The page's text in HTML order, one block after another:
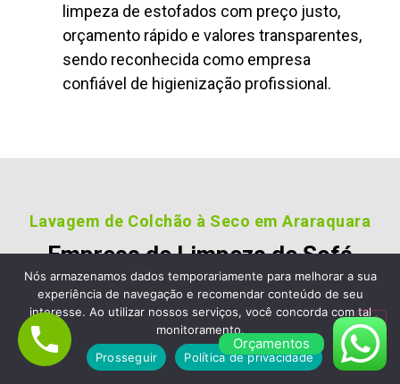
limpeza de estofados com preço justo,
orçamento rápido e valores transparentes,
sendo reconhecida como empresa
confiável de higienização profissional.
Lavagem de Colchão à Seco em Araraquara
Empresa de Limpeza de Sofá
em Araraquara, Escolha a
Limpa Clean Limpeza de
Estofados e Colchão
Nossos clientes são fiéis pois gostara dos nossos
Orçamentos
Nós armazenamos dados temporariamente para melhorar a sua
experiência de navegação e recomendar conteúdo de seu
interesse. Ao utilizar nossos serviços, você concorda com tal
monitoramento.
Prosseguir
Política de privacidade